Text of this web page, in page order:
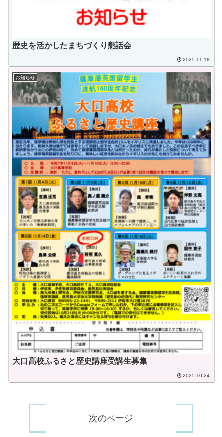
歴史を活かしたまちづくり懇話会
2025.11.18
お知らせ
大口高校ふるさと歴史講座受講生募集
2025.10.24
次のページ